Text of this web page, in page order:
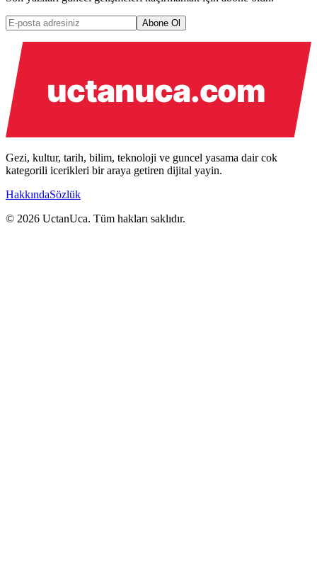
Abone Ol
Gezi, kultur, tarih, bilim, teknoloji ve guncel yasama dair cok
kategorili icerikleri bir araya getiren dijital yayin.
HakkındaSözlük
© 2026 UctanUca. Tüm hakları saklıdır.